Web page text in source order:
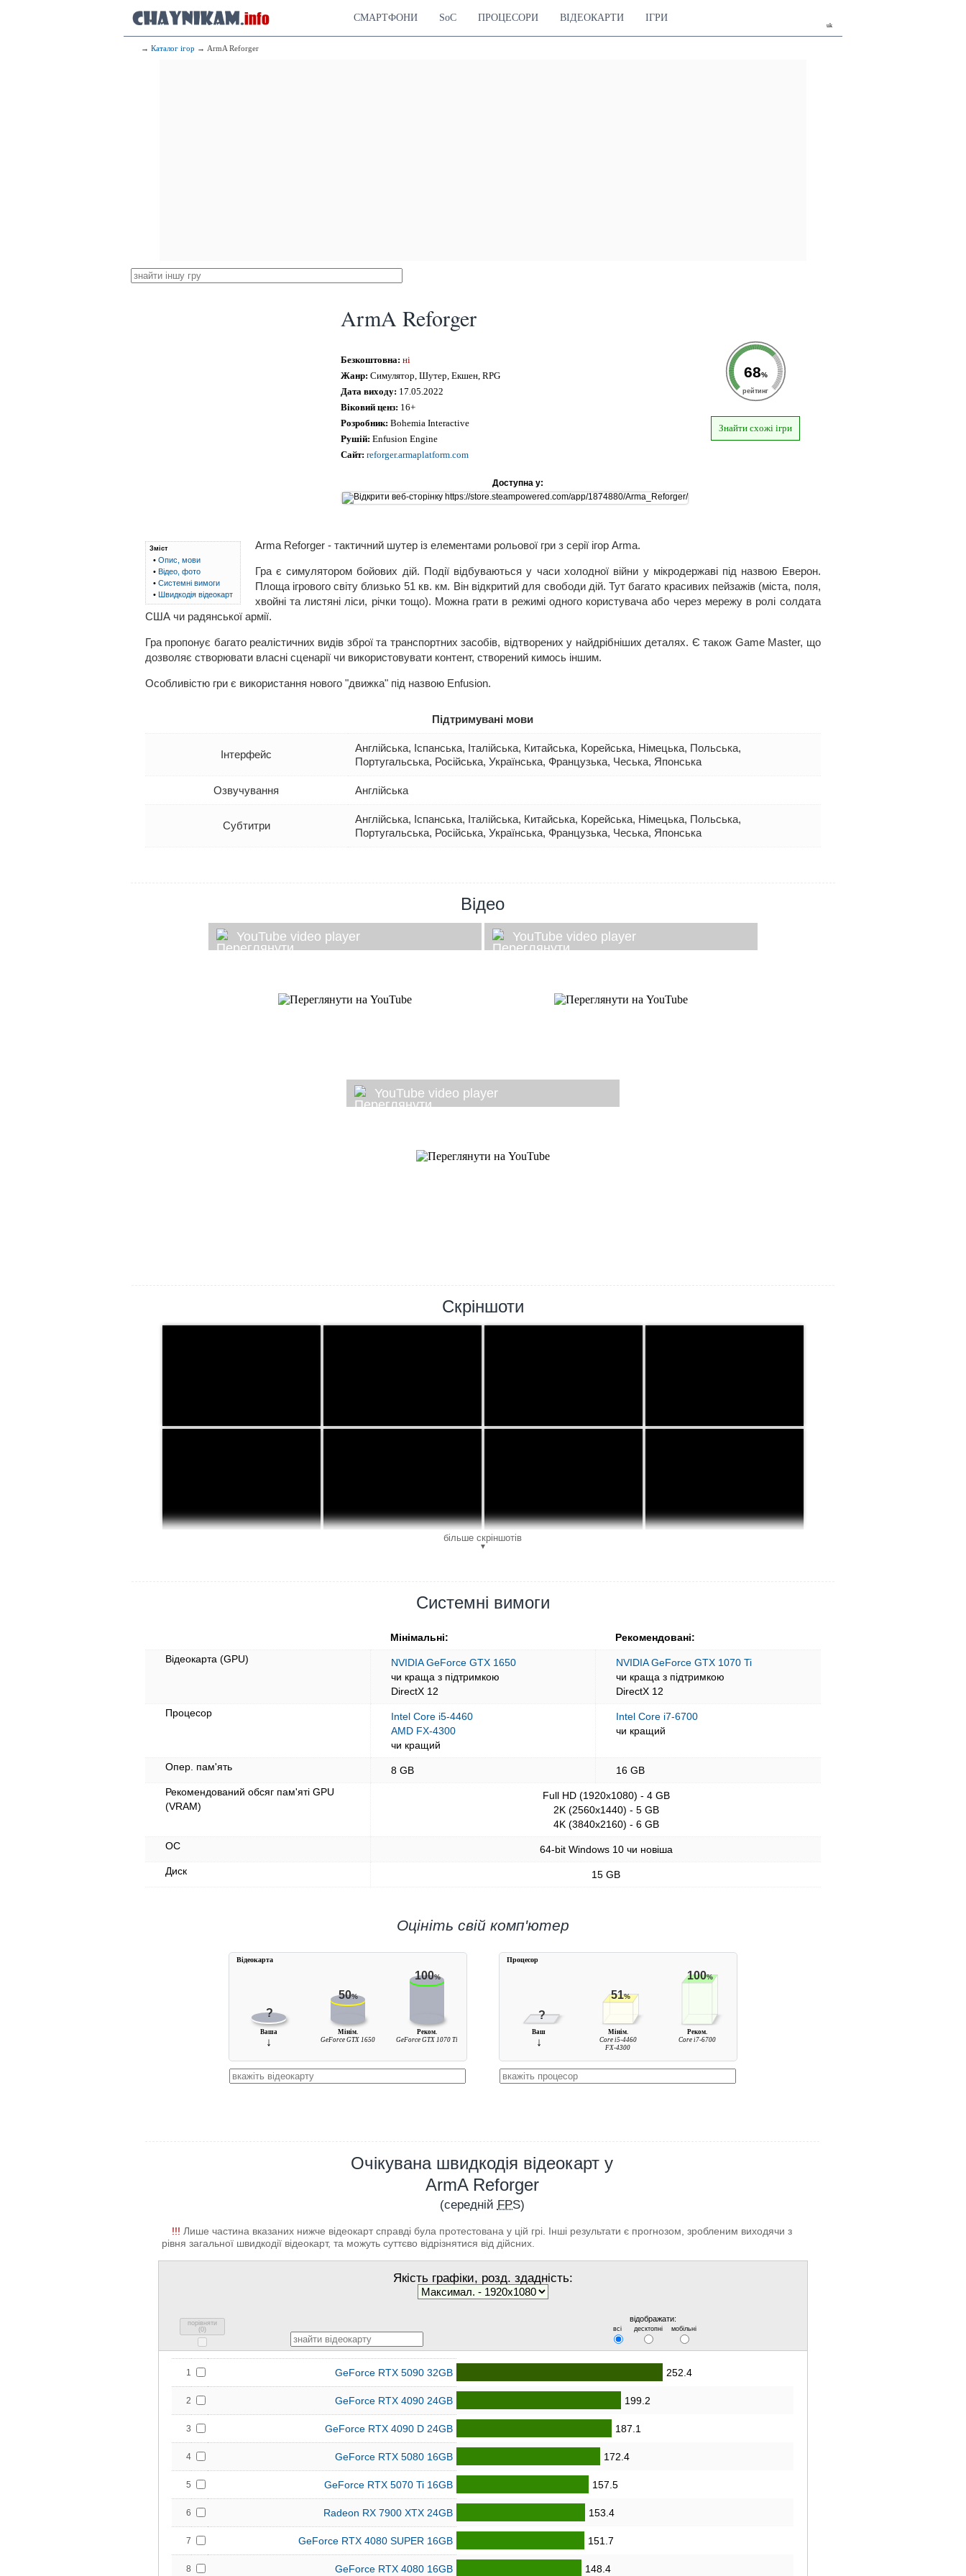
uk
СМАРТФОНИ SoC ПРОЦЕСОРИ ВІДЕОКАРТИ ІГРИ
→ Каталог ігор → ArmA Reforger
ArmA Reforger
68%
рейтинг
Знайти схожі ігри
Безкоштовна: ні
Жанр: Симулятор, Шутер, Екшен, RPG
Дата виходу: 17.05.2022
Віковий ценз: 16+
Розробник: Bohemia Interactive
Рушій: Enfusion Engine
Сайт: reforger.armaplatform.com
Доступна у:
Зміст
• Опис, мови
• Відео, фото
• Системні вимоги
• Швидкодія відеокарт
Arma Reforger - тактичний шутер із елементами рольової гри з серії ігор Arma.
Гра є симулятором бойових дій. Події відбуваються у часи холодної війни у мікродержаві під назвою Еверон.
Площа ігрового світу близько 51 кв. км. Він відкритий для свободи дій. Тут багато красивих пейзажів (міста, поля,
хвойні та листяні ліси, річки тощо). Можна грати в режимі одного користувача або через мережу в ролі солдата
США чи радянської армії.
Гра пропонує багато реалістичних видів зброї та транспортних засобів, відтворених у найдрібніших деталях. Є також Game Master, що
дозволяє створювати власні сценарії чи використовувати контент, створений кимось іншим.
Особливістю гри є використання нового "движка" під назвою Enfusion.
Підтримувані мови
Інтерфейс
Англійська, Іспанська, Італійська, Китайська, Корейська, Німецька, Польська,
Португальська, Російська, Українська, Французька, Чеська, Японська
Озвучування Англійська
Субтитри
Англійська, Іспанська, Італійська, Китайська, Корейська, Німецька, Польська,
Португальська, Російська, Українська, Французька, Чеська, Японська
Відео
YouTube video player YouTube video player
YouTube video player
Скріншоти
більше скріншотів
▼
Системні вимоги
Мінімальні:
Рекомендовані:
Відеокарта (GPU)
NVIDIA GeForce GTX 1650
чи краща з підтримкою
DirectX 12
NVIDIA GeForce GTX 1070 Ti
чи краща з підтримкою
DirectX 12
Процесор
Intel Core i5-4460
AMD FX-4300
чи кращий
Intel Core i7-6700
чи кращий
Опер. пам'ять 8 GB
16 GB
Рекомендований обсяг пам'яті GPU
(VRAM)
Full HD (1920x1080) - 4 GB
2K (2560x1440) - 5 GB
4K (3840x2160) - 6 GB
ОС
64-bit Windows 10 чи новіша
Диск
15 GB
Оцініть свій комп'ютер
?
50%
100%
Ваша
↓
Мінім.
GeForce GTX 1650
Реком.
GeForce GTX 1070 Ti
Вiдеокарта
?
51%
100%
Ваш
↓
Мінім.
Core i5-4460
FX-4300
Реком.
Core i7-6700
Процесор
Очікувана швидкодія відеокарт у
ArmA Reforger
(середній FPS)
!!! Лише частина вказаних нижче відеокарт справді була протестована у цій грі. Інші результати є прогнозом, зробленим виходячи з
рівня загальної швидкодії відеокарт, та можуть суттєво відрізнятися від дійсних.
Якість графіки, розд. здадність:
порівняти
(0)
відображати:
всі десктопні мобільні
1 GeForce RTX 5090 32GB 252.4
2 GeForce RTX 4090 24GB 199.2
3 GeForce RTX 4090 D 24GB 187.1
4 GeForce RTX 5080 16GB 172.4
5 GeForce RTX 5070 Ti 16GB 157.5
6 Radeon RX 7900 XTX 24GB 153.4
7 GeForce RTX 4080 SUPER 16GB 151.7
8 GeForce RTX 4080 16GB 148.4